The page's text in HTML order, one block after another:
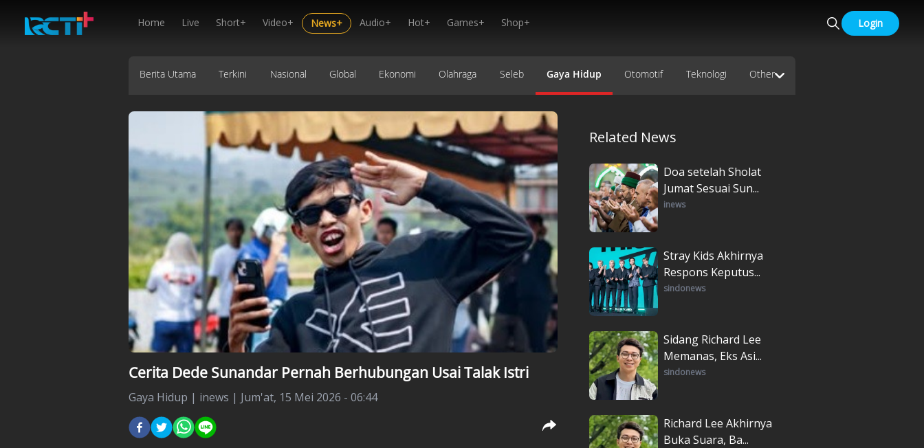
Home Live Short+ Video+ News+ Audio+ Hot+ Games+ Shop+ Login
Berita Utama Terkini Nasional Global Ekonomi Olahraga Seleb Gaya Hidup Otomotif Teknologi Other
Cerita Dede Sunandar Pernah Berhubungan Usai Talak Istri
Gaya Hidup | inews | Jum'at, 15 Mei 2026 - 06:44
Related News
Doa setelah Sholat
Jumat Sesuai Sun...
inews
Stray Kids Akhirnya
Respons Keputus...
sindonews
Sidang Richard Lee
Memanas, Eks Asi...
sindonews
Richard Lee Akhirnya
Buka Suara, Ba...